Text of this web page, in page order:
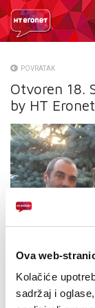
Ova web-
Kolačiće
sadržaj i
O NAMA
NATJEČAJI
VELEPRODAJA
KONTAKTI
E-RAČUN
POVRATAK
Otvoren 18.
by HT Eronet